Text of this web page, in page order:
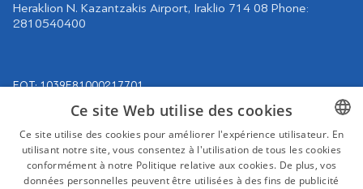
Heraklion N. Kazantzakis Airport, Iraklio 714 08 Phone:
2810540400
EOT: 1039Ε81000217701
Navigation
Nos voitures
Contrat de location
Retrouvez-nous sur
GREEK
ENGLISH
Ce site Web utilise des cookies
Ce site utilise des cookies pour améliorer l'expérience utilisateur. En
utilisant notre site, vous consentez à l'utilisation de tous les cookies
conformément à notre Politique relative aux cookies. De plus, vos
données personnelles peuvent être utilisées à des fins de publicité